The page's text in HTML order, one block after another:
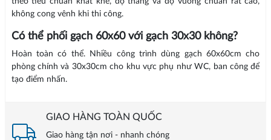
không cong vênh khi thi công.
Có thể phối gạch 60x60 với gạch 30x30 không?
Hoàn toàn có thể. Nhiều công trình dùng gạch 60x60cm cho
phòng chính và 30x30cm cho khu vực phụ như WC, ban công để
tạo điểm nhấn.
GIAO HÀNG TOÀN QUỐC
Giao hàng tận nơi - nhanh chóng